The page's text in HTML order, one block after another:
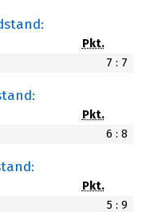
Pkt.
7 : 7
Pkt.
6 : 8
Pkt.
5 : 9